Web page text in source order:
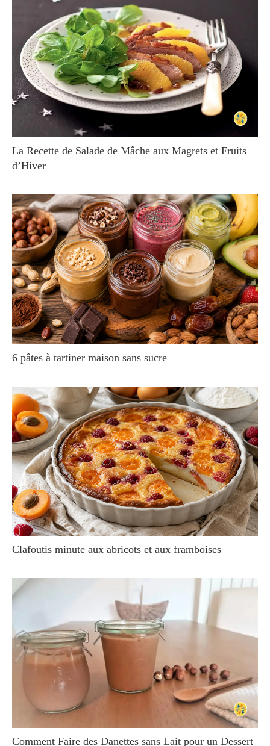
La Recette de Salade de Mâche aux Magrets et Fruits
d’Hiver
6 pâtes à tartiner maison sans sucre
Clafoutis minute aux abricots et aux framboises
Comment Faire des Danettes sans Lait pour un Dessert